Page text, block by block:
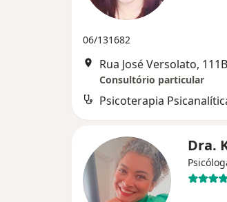
06/131682
Consultório particular
Psicoterapia
Dra.